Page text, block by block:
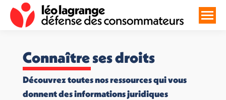
Connaître ses droits
Découvrez toutes nos ressources qui vous
donnent des informations juridiques